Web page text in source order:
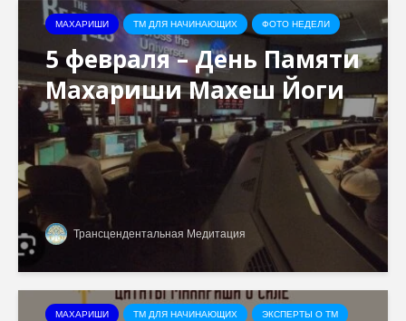
МАХАРИШИ ТМ ДЛЯ НАЧИНАЮЩИХ ФОТО НЕДЕЛИ
5 февраля – День Памяти
Махариши Махеш Йоги
Трансцендентальная Медитация
МАХАРИШИ ТМ ДЛЯ НАЧИНАЮЩИХ ЭКСПЕРТЫ О ТМ